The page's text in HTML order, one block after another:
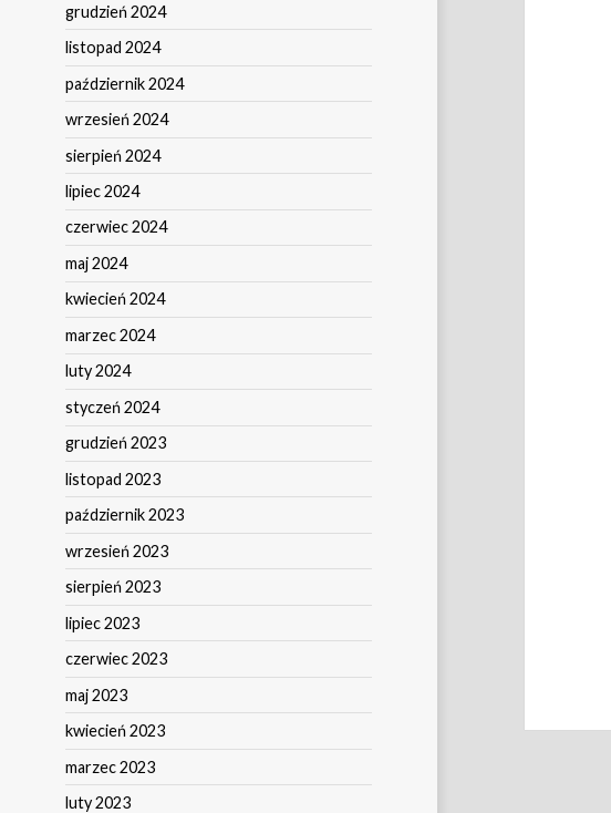
grudzień 2024
listopad 2024
październik 2024
wrzesień 2024
sierpień 2024
lipiec 2024
czerwiec 2024
maj 2024
kwiecień 2024
marzec 2024
luty 2024
styczeń 2024
grudzień 2023
listopad 2023
październik 2023
wrzesień 2023
sierpień 2023
lipiec 2023
czerwiec 2023
maj 2023
kwiecień 2023
marzec 2023
luty 2023